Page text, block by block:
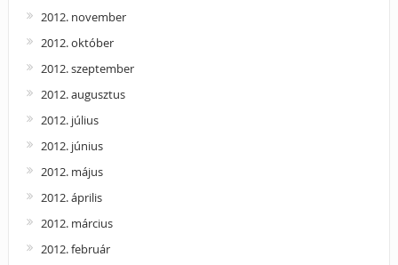
2012. november
2012. október
2012. szeptember
2012. augusztus
2012. július
2012. június
2012. május
2012. április
2012. március
2012. február